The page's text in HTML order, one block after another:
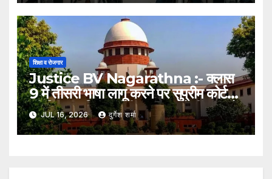
शिक्षा व रोजगार
Justice BV Nagarathna :- क्लास
9 में तीसरी भाषा लागू करने पर सुप्रीम कोर्ट
की चिंता, जस्टिस बीवी नागरत्ना बोलीं- छात्रों
पर बढ़ेगा अनावश्यक दबाव
JUL 16, 2026 दुर्गेश शर्मा